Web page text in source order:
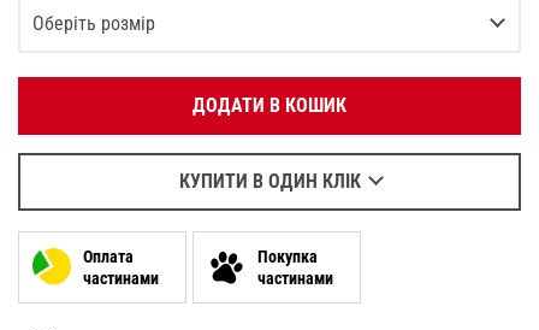
Оберіть розмір
XS
L Повідомити про наявність
XL
XXL Повідомити про наявність
ДОДАТИ В КОШИК
КУПИТИ В ОДИН КЛІК
OK
Написати у WhatsApp
Оплата
частинами
Покупка
частинами